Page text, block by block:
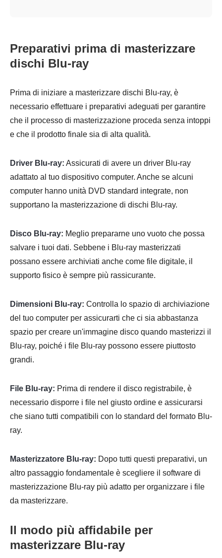
Preparativi prima di masterizzare
dischi Blu-ray
Prima di iniziare a masterizzare dischi Blu-ray, è
necessario effettuare i preparativi adeguati per garantire
che il processo di masterizzazione proceda senza intoppi
e che il prodotto finale sia di alta qualità.
Driver Blu-ray: Assicurati di avere un driver Blu-ray
adattato al tuo dispositivo computer. Anche se alcuni
computer hanno unità DVD standard integrate, non
supportano la masterizzazione di dischi Blu-ray.
Disco Blu-ray: Meglio prepararne uno vuoto che possa
salvare i tuoi dati. Sebbene i Blu-ray masterizzati
possano essere archiviati anche come file digitale, il
supporto fisico è sempre più rassicurante.
Dimensioni Blu-ray: Controlla lo spazio di archiviazione
del tuo computer per assicurarti che ci sia abbastanza
spazio per creare un'immagine disco quando masterizzi il
Blu-ray, poiché i file Blu-ray possono essere piuttosto
grandi.
File Blu-ray: Prima di rendere il disco registrabile, è
necessario disporre i file nel giusto ordine e assicurarsi
che siano tutti compatibili con lo standard del formato Blu-
ray.
Masterizzatore Blu-ray: Dopo tutti questi preparativi, un
altro passaggio fondamentale è scegliere il software di
masterizzazione Blu-ray più adatto per organizzare i file
da masterizzare.
Il modo più affidabile per
masterizzare Blu-ray